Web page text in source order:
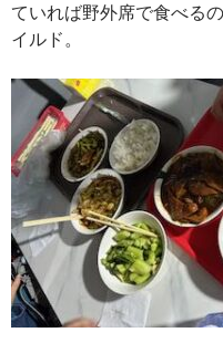
ていれば野外席で食べる
イルド。